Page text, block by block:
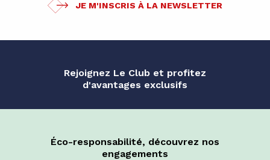
JE M'INSCRIS À LA NEWSLETTER
Rejoignez Le Club et profitez
d'avantages exclusifs
Éco-responsabilité, découvrez nos
engagements